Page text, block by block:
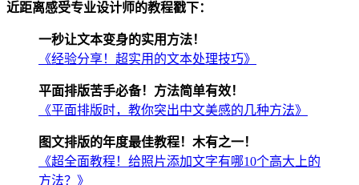
近距离感受专业设计师的教程戳下：
一秒让文本变身的实用方法！
《经验分享！超实用的文本处理技巧》
平面排版苦手必备！方法简单有效！
《平面排版时，教你突出中文美感的几种方法》
图文排版的年度最佳教程！木有之一！
《超全面教程！给照片添加文字有哪10个高大上的
方法？》